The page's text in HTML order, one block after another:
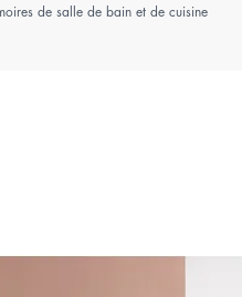
de salle de bain et de cuisine